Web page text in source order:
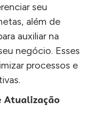
seu
além de
auxiliar na
negócio. Esses
processos e
Atualização